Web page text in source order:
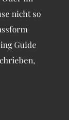
nicht so
Guide